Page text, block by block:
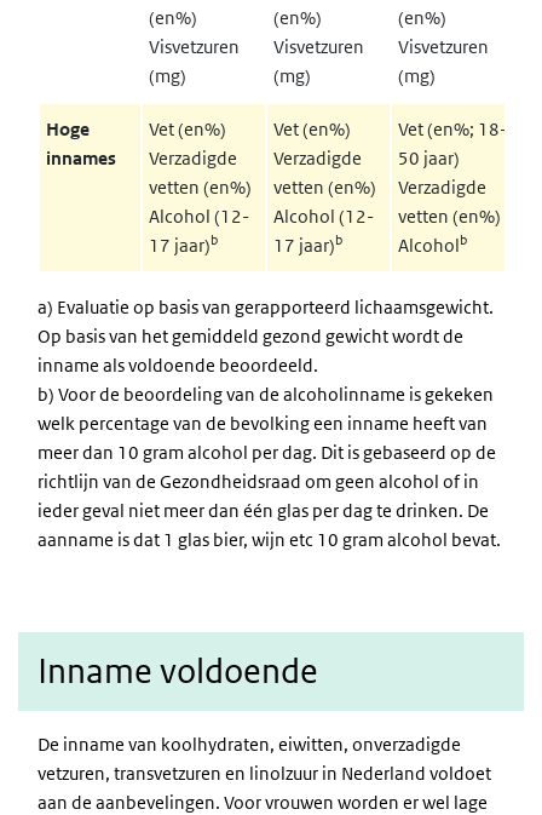
(en%)
Visvetzuren
(mg)
(en%)
Visvetzuren
(mg)
(en%)
Visvetzuren
(mg)
Hoge
innames
Vet (en%)
Verzadigde
vetten (en%)
Alcohol (12-
17 jaar)b
Vet (en%)
Verzadigde
vetten (en%)
Alcohol (12-
17 jaar)b
Vet (en%; 18-
50 jaar)
Verzadigde
vetten (en%)
Alcoholb
a) Evaluatie op basis van gerapporteerd lichaamsgewicht.
Op basis van het gemiddeld gezond gewicht wordt de
inname als voldoende beoordeeld.
b) Voor de beoordeling van de alcoholinname is gekeken
welk percentage van de bevolking een inname heeft van
meer dan 10 gram alcohol per dag. Dit is gebaseerd op de
richtlijn van de Gezondheidsraad om geen alcohol of in
ieder geval niet meer dan één glas per dag te drinken. De
aanname is dat 1 glas bier, wijn etc 10 gram alcohol bevat.
Inname voldoende
De inname van koolhydraten, eiwitten, onverzadigde
vetzuren, transvetzuren en linolzuur in Nederland voldoet
aan de aanbevelingen. Voor vrouwen worden er wel lage